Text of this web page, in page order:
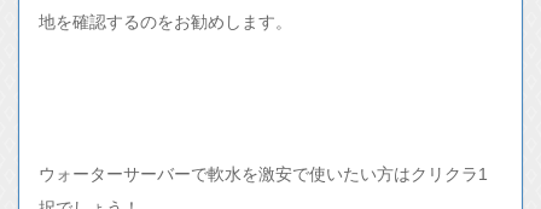
地を確認するのをお勧めします。
ウォーターサーバーで軟水を激安で使いたい方はクリクラ1